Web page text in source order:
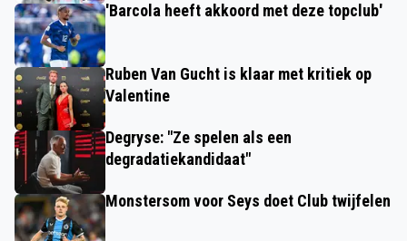
'Barcola heeft akkoord met deze topclub'
Ruben Van Gucht is klaar met kritiek op
Valentine
Degryse: "Ze spelen als een
degradatiekandidaat"
Monstersom voor Seys doet Club twijfelen